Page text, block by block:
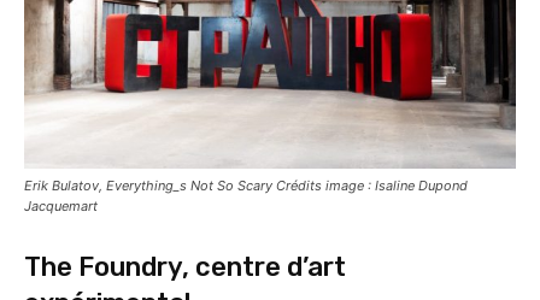
Erik Bulatov, Everything_s Not So Scary Crédits image : Isaline Dupond
Jacquemart
The Foundry, centre d’art